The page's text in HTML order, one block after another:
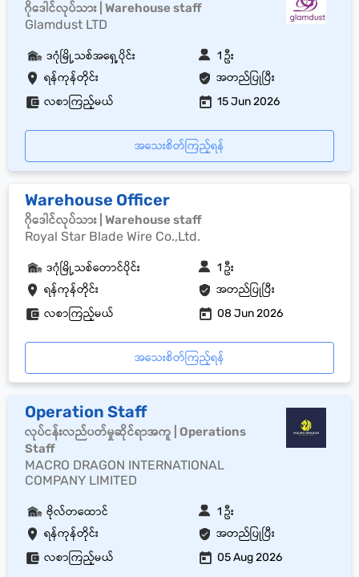
ဂိုဒေါင်လုပ်သား | Warehouse staff
Glamdust LTD
ရန်ကုန်တိုင်း အတည်ပြုပြီး
ဒဂုံမြို့သစ်အရှေ့ပိုင်း 1 ဦး
လစာကြည့်မယ် 15 Jun 2026
အသေးစိတ်ကြည့်ရန်
Warehouse Officer
ဂိုဒေါင်လုပ်သား | Warehouse staff
Royal Star Blade Wire Co.,Ltd.
ရန်ကုန်တိုင်း အတည်ပြုပြီး
ဒဂုံမြို့သစ်တောင်ပိုင်း 1 ဦး
လစာကြည့်မယ် 08 Jun 2026
အသေးစိတ်ကြည့်ရန်
Operation Staff
လုပ်ငန်းလည်ပတ်မှုဆိုင်ရာအကူ | Operations
Staff
MACRO DRAGON INTERNATIONAL
COMPANY LIMITED
ရန်ကုန်တိုင်း အတည်ပြုပြီး
ဗိုလ်တထောင် 1 ဦး
လစာကြည့်မယ် 05 Aug 2026